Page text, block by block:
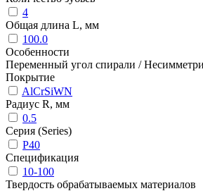
4
Общая длина L, мм
100.0
Особенности
Переменный угол спирали /
Покрытие
AlCrSiWN
Радиус R, мм
0.5
Серия (Series)
P40
Спецификация
10-100
Твердость обрабатываемых материалов